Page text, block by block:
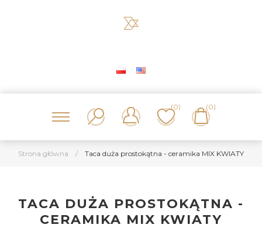
(0) (0)
Strona główna / Taca duża prostokątna - ceramika MIX KWIATY
TACA DUŻA PROSTOKĄTNA -
CERAMIKA MIX KWIATY